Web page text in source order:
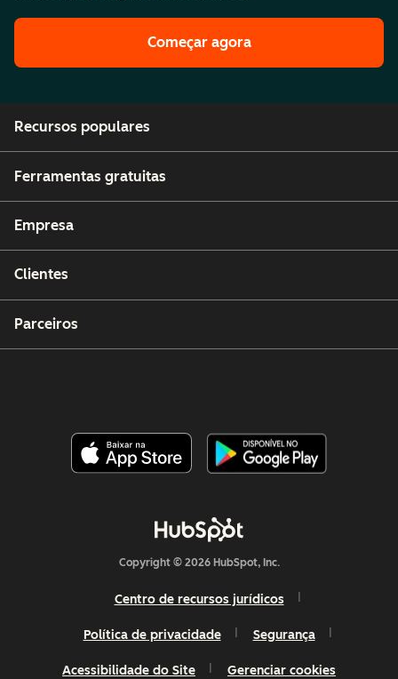
Começar agora
Recursos populares
Ferramentas gratuitas
Empresa
Clientes
Parceiros
Copyright © 2026 HubSpot, Inc.
Centro de recursos jurídicos
Política de privacidade Segurança
Acessibilidade do Site Gerenciar cookies